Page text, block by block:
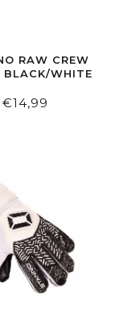
RAW CREW
BLACK/WHITE
€14,99